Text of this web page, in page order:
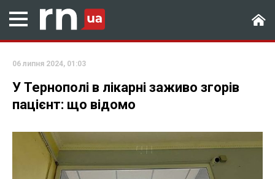
06 липня 2024, 01:03
У Тернополі в лікарні заживо згорів
пацієнт: що відомо